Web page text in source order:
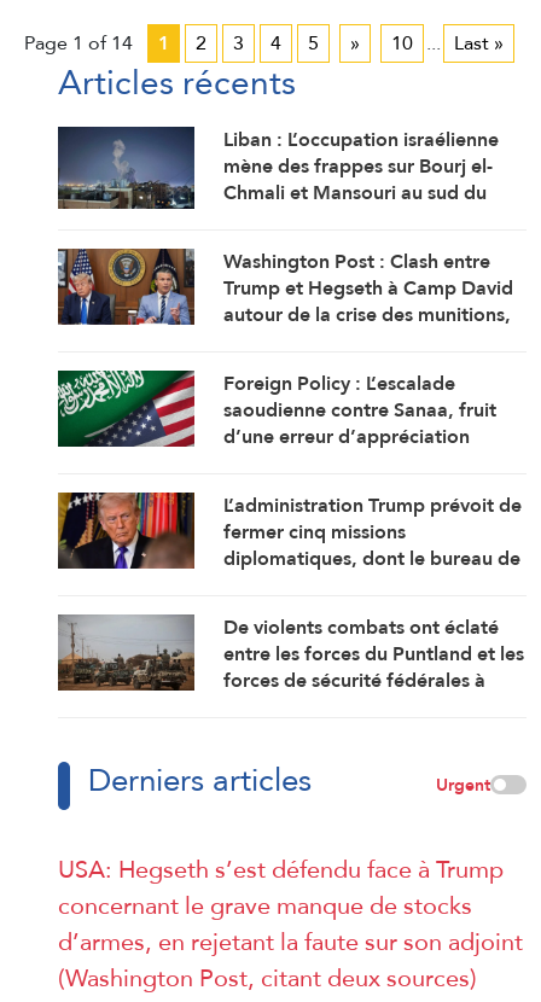
Page 1 of 14 1 2 3 4 5 » 10 ... Last »
Articles récents
Liban : L’occupation israélienne
mène des frappes sur Bourj el-
Chmali et Mansouri au sud du
Washington Post : Clash entre
Trump et Hegseth à Camp David
autour de la crise des munitions,
Foreign Policy : L’escalade
saoudienne contre Sanaa, fruit
d’une erreur d’appréciation
L’administration Trump prévoit de
fermer cinq missions
diplomatiques, dont le bureau de
américaine au Cameroun
De violents combats ont éclaté
entre les forces du Puntland et les
forces de sécurité fédérales à
Derniers articles Urgent
USA: Hegseth s’est défendu face à Trump
concernant le grave manque de stocks
d’armes, en rejetant la faute sur son adjoint
(Washington Post, citant deux sources)